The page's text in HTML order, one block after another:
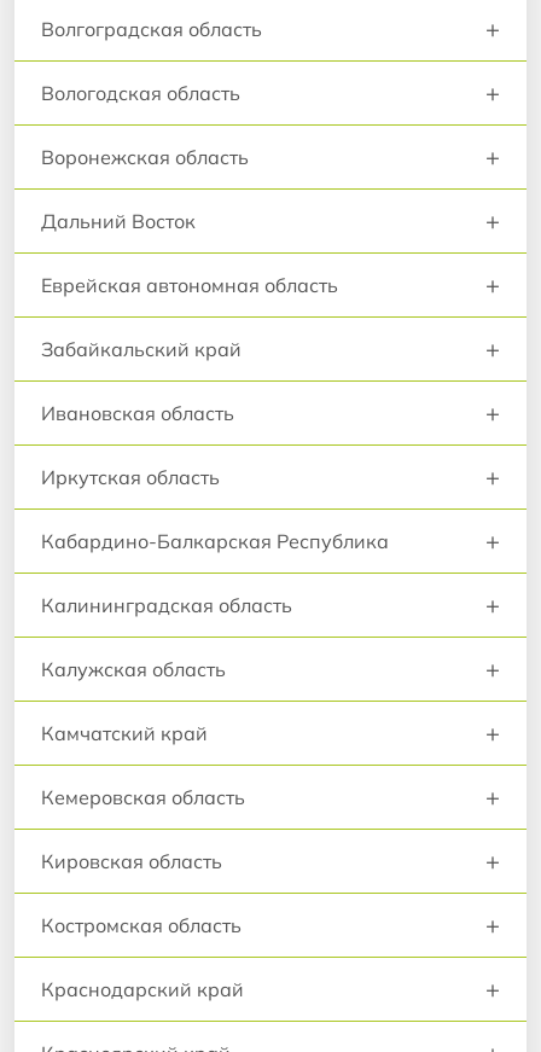
Волгоградская область +
Вологодская область +
Воронежская область +
Дальний Восток +
Еврейская автономная область +
Забайкальский край +
Ивановская область +
Иркутская область +
Кабардино-Балкарская Республика +
Калининградская область +
Калужская область +
Камчатский край +
Кемеровская область +
Кировская область +
Костромская область +
Краснодарский край +